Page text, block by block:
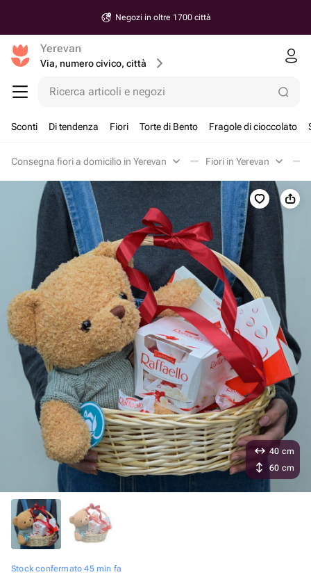
Negozi in oltre 1700 città
Yerevan
Via, numero civico, città
Ricerca articoli e negozi
Sconti Di tendenza Fiori Torte di Bento Fragole di cioccolato
Consegna fiori a domicilio in Yerevan Fiori in Yerevan
Stock confermato 45 min fa
40 cm
60 cm